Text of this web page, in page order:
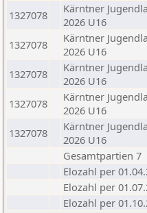
1327078
Kärntner
2026 U16
1327078
Kärntner
2026 U16
1327078
Kärntner
2026 U16
1327078
Kärntner
2026 U16
1327078
Kärntner
2026 U16
Gesamtpartien 7
Elozahl per
Elozahl per
Elozahl per